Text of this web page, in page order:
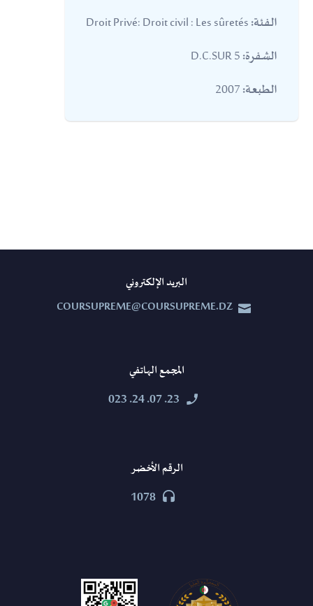
الفئة:
الشفرة:
الطبعة:
البريد الإلكتروني


COURSUPREME@COURSUPREME.DZ
المجمع الهاتفي


23. 07. 24. 023
الرقم الأخضر


1078